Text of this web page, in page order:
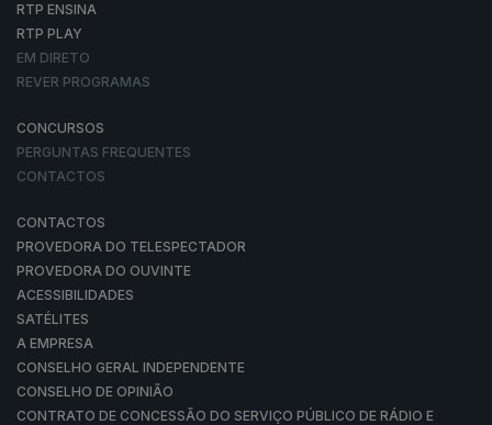
RTP ENSINA
RTP PLAY
EM DIRETO
REVER PROGRAMAS
CONCURSOS
PERGUNTAS FREQUENTES
CONTACTOS
CONTACTOS
PROVEDORA DO TELESPECTADOR
PROVEDORA DO OUVINTE
ACESSIBILIDADES
SATÉLITES
A EMPRESA
CONSELHO GERAL INDEPENDENTE
CONSELHO DE OPINIÃO
CONTRATO DE CONCESSÃO DO SERVIÇO PÚBLICO DE RÁDIO E